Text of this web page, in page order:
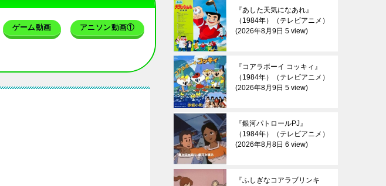
ゲーム動画 アニソン動画①
『あした天気になあれ』
（1984年）（テレビアニメ）
2026年8月9日 5 view
『コアラボーイ コッキィ』
（1984年）（テレビアニメ）
2026年8月9日 5 view
『銀河パトロールPJ』
（1984年）（テレビアニメ）
2026年8月8日 6 view
『ふしぎなコアラブリンキ